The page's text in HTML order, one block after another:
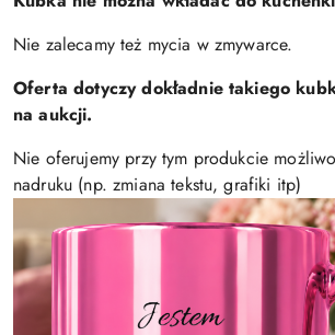
Nie zalecamy też mycia w zmywarce.
Oferta dotyczy dokładnie takiego
na aukcji.
Nie oferujemy przy tym produkcie
nadruku (np. zmiana tekstu, grafiki itp)